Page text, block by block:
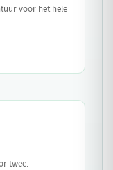
voor het hele
twee.